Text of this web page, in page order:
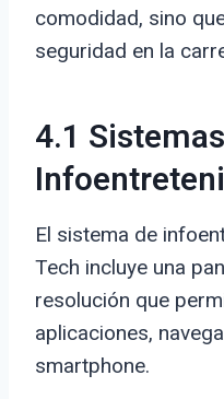
comodidad, sino
seguridad en la
4.1
El sistema de
Tech incluye una
resolución que
aplicaciones,
smartphone.